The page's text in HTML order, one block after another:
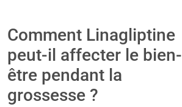
Comment Linagliptine
peut-il affecter le bien-
être pendant la
grossesse ?